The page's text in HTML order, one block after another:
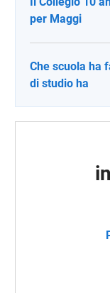
per Maggi
Che scuola ha
di studio ha